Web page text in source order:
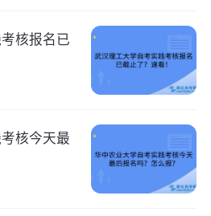
核报名已
核今天最